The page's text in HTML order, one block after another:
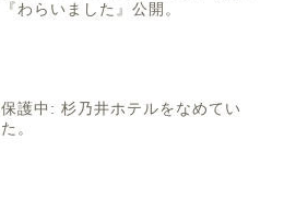
『わらいました』公開。
保護中: 杉乃井ホテルをなめてい
た。